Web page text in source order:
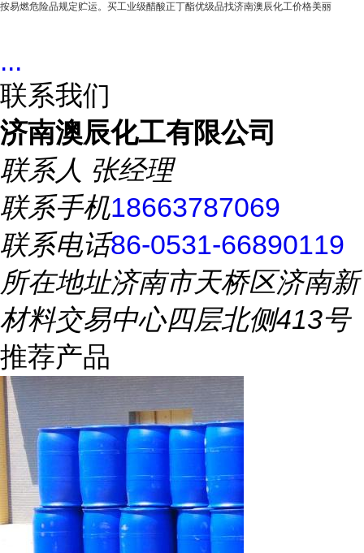
按易燃危险品规定贮运。买工业级醋酸正丁酯优级品找济南澳辰化工价格美丽
...
联系我们
济南澳辰化工有限公司
联系人 张经理
联系手机18663787069
联系电话86-0531-66890119
所在地址济南市天桥区济南新
材料交易中心四层北侧413号
推荐产品